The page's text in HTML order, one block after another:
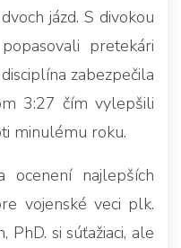
jázd. S divokou
pretekári
zabezpečila
3:27 čím vylepšili
minulému roku.
ocenení najlepších
vojenské veci plk.
PhD. si súťažiaci, ale